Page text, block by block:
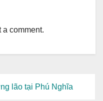
a comment.